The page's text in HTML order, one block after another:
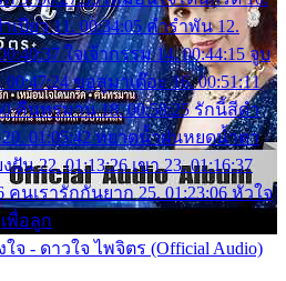
เปียว 11. 00:34:05 คำรำพัน 12.
ใจเจ้ากรรม 14. 00:44:15 จูบ
ขอสูมาเต๊อะ 16. 00:51:11
คืนทรมาน 18. 00:58:25 รักนี้สีดำ
20. 01:05:42 หยาดน้ำฝนหยดน้ำตา
ฝัน 22. 01:13:26 เขา 23. 01:16:37
คนเรารักกันยาก 25. 01:23:06 หัวใจ
เพื่อลูก
ใจ - ดาวใจ ไพจิตร (Official Audio)